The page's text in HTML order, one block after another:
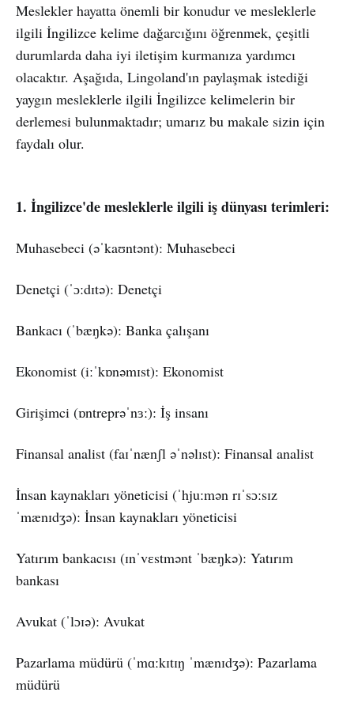
Meslekler hayatta önemli bir konudur ve mesleklerle
ilgili İngilizce kelime dağarcığını öğrenmek, çeşitli
durumlarda daha iyi iletişim kurmanıza yardımcı
olacaktır. Aşağıda, Lingoland'ın paylaşmak istediği
yaygın mesleklerle ilgili İngilizce kelimelerin bir
derlemesi bulunmaktadır; umarız bu makale sizin için
faydalı olur.
1. İngilizce'de mesleklerle ilgili iş dünyası terimleri:
Muhasebeci (əˈkaʊntənt): Muhasebeci
Denetçi (ˈɔːdɪtə): Denetçi
Bankacı (ˈbæŋkə): Banka çalışanı
Ekonomist (iːˈkɒnəmɪst): Ekonomist
Girişimci (ɒntreprəˈnɜː): İş insanı
Finansal analist (faɪˈnænʃl əˈnəlɪst): Finansal analist
İnsan kaynakları yöneticisi (ˈhjuːmən rɪˈsɔːsɪz
ˈmænɪdʒə): İnsan kaynakları yöneticisi
Yatırım bankacısı (ɪnˈvɛstmənt ˈbæŋkə): Yatırım
bankası
Avukat (ˈlɔɪə): Avukat
Pazarlama müdürü (ˈmɑːkɪtɪŋ ˈmænɪdʒə): Pazarlama
müdürü